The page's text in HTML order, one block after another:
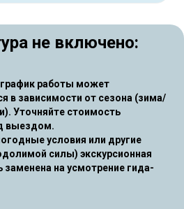
не включено:
работы может
в зависимости от сезона (зима/
Уточняйте стоимость
выездом.
условия или другие
силы) экскурсионная
на усмотрение гида-